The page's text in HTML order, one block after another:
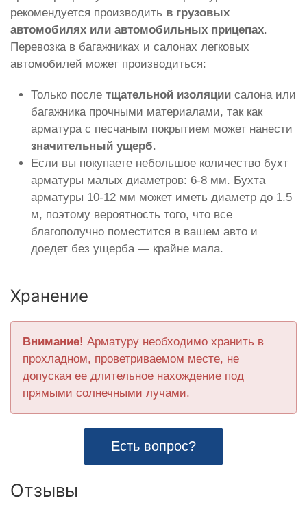
рекомендуется производить в грузовых
автомобилях или автомобильных прицепах.
Перевозка в багажниках и салонах легковых
автомобилей может производиться:
Только после тщательной изоляции салона или
багажника прочными материалами, так как
арматура с песчаным покрытием может нанести
значительный ущерб.
Если вы покупаете небольшое количество бухт
арматуры малых диаметров: 6-8 мм. Бухта
арматуры 10-12 мм может иметь диаметр до 1.5
м, поэтому вероятность того, что все
благополучно поместится в вашем авто и
доедет без ущерба — крайне мала.
Хранение
Внимание! Арматуру необходимо хранить в
прохладном, проветриваемом месте, не
допуская ее длительное нахождение под
прямыми солнечными лучами.
Есть вопрос?
Отзывы